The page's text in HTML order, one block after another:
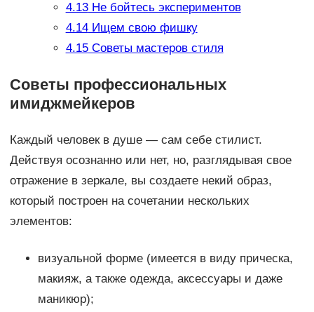
4.13Не бойтесь экспериментов
4.14Ищем свою фишку
4.15Советы мастеров стиля
Советы профессиональных
имиджмейкеров
Каждый человек в душе — сам себе стилист.
Действуя осознанно или нет, но, разглядывая свое
отражение в зеркале, вы создаете некий образ,
который построен на сочетании нескольких
элементов:
визуальной форме (имеется в виду прическа,
макияж, а также одежда, аксессуары и даже
маникюр);